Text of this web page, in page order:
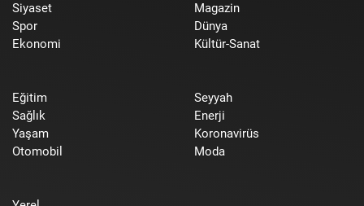
Siyaset
Spor
Ekonomi
Magazin
Dünya
Kültür-Sanat
Eğitim
Sağlık
Yaşam
Otomobil
Seyyah
Enerji
Koronavirüs
Moda